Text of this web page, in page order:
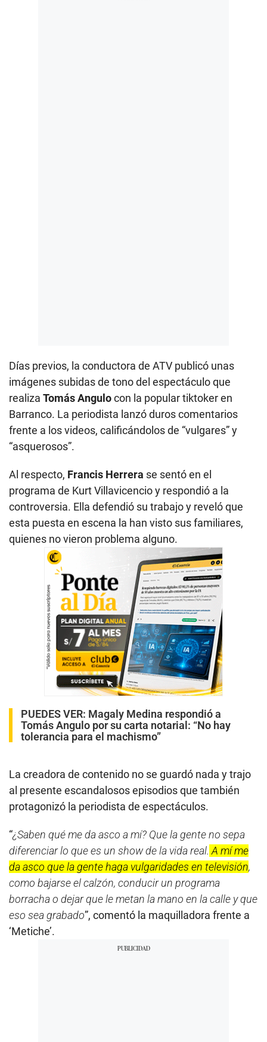
Días previos, la conductora de ATV publicó unas
imágenes subidas de tono del espectáculo que
realiza Tomás Angulocon la popular tiktoker en
Barranco. La periodista lanzó duros comentarios
frente a los videos, calificándolos de “vulgares” y
“asquerosos”.
Al respecto, Francis Herrera se sentó en el
programa de Kurt Villavicencio y respondió a la
controversia. Ella defendió su trabajo y reveló que
esta puesta en escena la han visto sus familiares,
quienes no vieron problema alguno.
PUEDES VER: Magaly Medina respondió a
Tomás Angulo por su carta notarial: “No hay
tolerancia para el machismo”
La creadora de contenido no se guardó nada y trajo
al presente escandalosos episodios que también
protagonizó la periodista de espectáculos.
“¿Saben qué me da asco a mí? Que la gente no sepa
diferenciar lo que es un show de la vida real. A mí me
da asco que la gente haga vulgaridades en televisión,
como bajarse el calzón, conducir un programa
borracha o dejar que le metan la mano en la calle y que
eso sea grabado”, comentó la maquilladora frente a
‘Metiche’.